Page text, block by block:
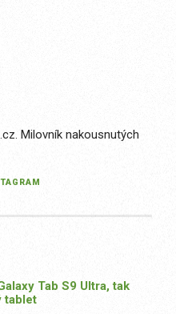
Milovník nakousnutých
Tab S9 Ultra, tak
tablet